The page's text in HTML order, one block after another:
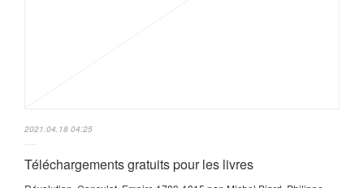
2021.04.18 04:25
Téléchargements gratuits pour les livres